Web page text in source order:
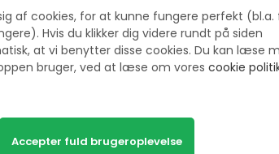
af cookies, for at kunne fungere perfekt
Hvis du klikker dig videre rundt på siden
at vi benytter disse cookies. Du kan læse
bruger, ved at læse om vores cookie